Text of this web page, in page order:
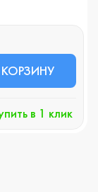
КОРЗИНУ
в 1 клик